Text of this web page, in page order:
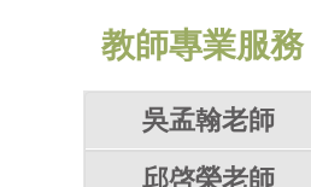
教師專業服務
吳孟翰老師
邱啓榮老師